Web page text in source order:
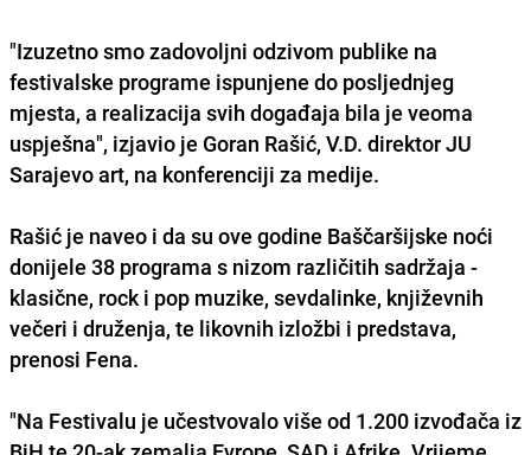
"Izuzetno smo zadovoljni odzivom publike na
festivalske programe ispunjene do posljednjeg
mjesta, a realizacija svih događaja bila je veoma
uspješna", izjavio je Goran Rašić, V.D. direktor JU
Sarajevo art, na konferenciji za medije.
Rašić je naveo i da su ove godine Baščaršijske noći
donijele 38 programa s nizom različitih sadržaja -
klasične, rock i pop muzike, sevdalinke, književnih
večeri i druženja, te likovnih izložbi i predstava,
prenosi Fena.
"Na Festivalu je učestvovalo više od 1.200 izvođača iz